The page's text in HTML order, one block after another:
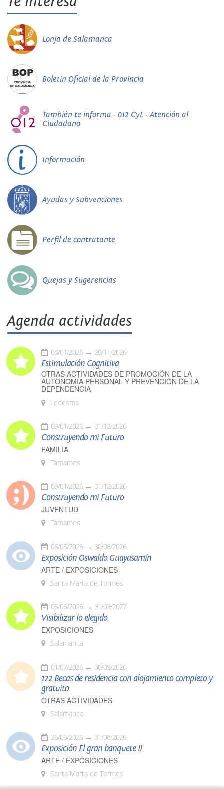
Lonja de Salamanca
Boletín Oficial de la Provincia
También te informa - 012 CyL - Atención al
Ciudadano
Información
Ayudas y Subvenciones
Perfil de contratante
Quejas y Sugerencias
Agenda actividades
08/01/2026 26/11/2026
Estimulación Cognitiva
OTRAS ACTIVIDADES DE PROMOCIÓN DE LA
AUTONOMÍA PERSONAL Y PREVENCIÓN DE LA
DEPENDENCIA
Ledesma
09/01/2026 31/12/2026
Construyendo mi Futuro
FAMILIA
Tamames
09/01/2026 31/12/2026
Construyendo mi Futuro
JUVENTUD
Tamames
08/05/2026 30/08/2026
Exposición Oswaldo Guayasamín
ARTE / EXPOSICIONES
Santa Marta de Tormes
05/06/2026 31/03/2027
Visibilizar lo elegido
EXPOSICIONES
Salamanca
01/07/2026 30/09/2026
122 Becas de residencia con alojamiento completo y
gratuito
OTRAS ACTIVIDADES
Salamanca
26/06/2026 31/08/2026
Exposición El gran banquete II
ARTE / EXPOSICIONES
Santa Marta de Tormes